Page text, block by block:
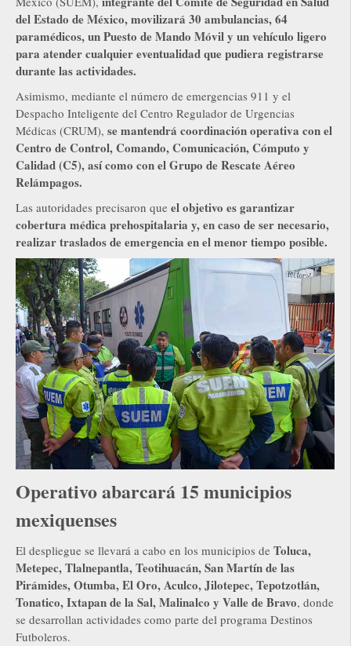
del Estado de México, movilizará 30 ambulancias, 64
paramédicos, un Puesto de Mando Móvil y un vehículo ligero
para atender cualquier eventualidad que pudiera registrarse
durante las actividades.
Asimismo, mediante el número de emergencias 911 y el
Despacho Inteligente del Centro Regulador de Urgencias
Médicas (CRUM), se mantendrá coordinación operativa con el
Centro de Control, Comando, Comunicación, Cómputo y
Calidad (C5), así como con el Grupo de Rescate Aéreo
Relámpagos.
Las autoridades precisaron que el objetivo es garantizar
cobertura médica prehospitalaria y, en caso de ser necesario,
realizar traslados de emergencia en el menor tiempo posible.
Operativo abarcará 15 municipios
mexiquenses
El despliegue se llevará a cabo en los municipios de Toluca,
Metepec, Tlalnepantla, Teotihuacán, San Martín de las
Pirámides, Otumba, El Oro, Aculco, Jilotepec, Tepotzotlán,
Tonatico, Ixtapan de la Sal, Malinalco y Valle de Bravo, donde
se desarrollan actividades como parte del programa Destinos
Futboleros.